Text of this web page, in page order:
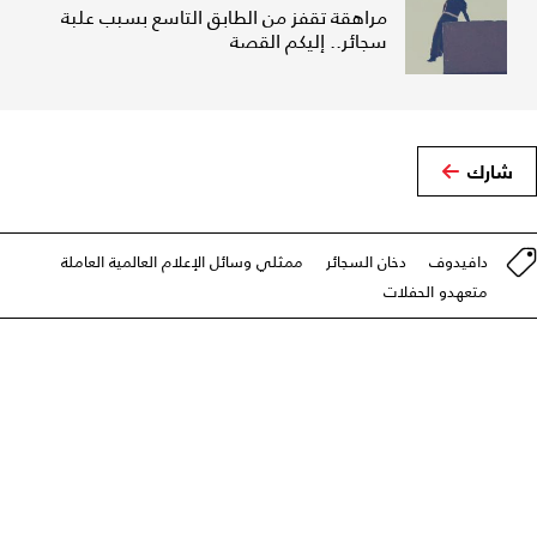
مراهقة تقفز من الطابق التاسع بسبب علبة
سجائر.. إليكم القصة
شارك
دافيدوف دخان السجائر
ممثلي وسائل الإعلام العالمية العاملة
متعهدو الحفلات